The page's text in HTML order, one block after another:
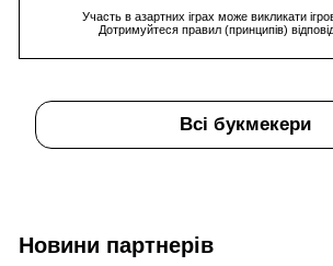
Участь в азартних іграх може викликати
Дотримуйтеся правил (принципів)
Всі букмекери